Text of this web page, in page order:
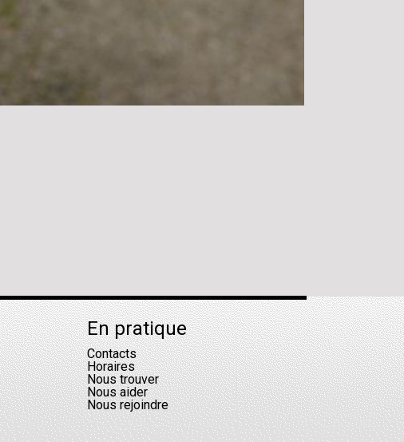
En pratique
Contacts
Horaires
Nous trouver
Nous aider
Nous rejoindre